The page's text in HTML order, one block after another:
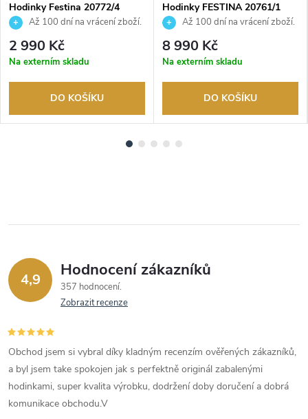
Hodinky Festina 20772/4
Až 100 dní na vrácení zboží.
Autorizovaný prodejce.
2 990 Kč
Na externím skladu
DO KOŠÍKU
Hodinky FESTINA 20761/1
Až 100 dní na vrácení zboží.
Autorizovaný prodejce.
8 990 Kč
Na externím skladu
DO KOŠÍKU
4,9 Hodnocení zákazníků
357 hodnocení
Zobrazit recenze
Obchod jsem si vybral díky kladným recenzím ověřených zákazníků,
a byl jsem take spokojen jak s perfektně originál zabalenými
hodinkami, super kvalita výrobku, dodržení doby doručení a dobrá
komunikace obchodu.V